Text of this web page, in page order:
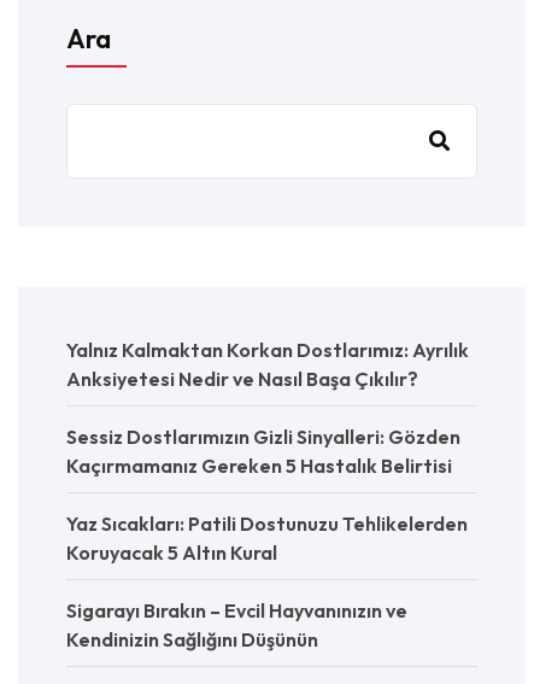
Ara
Yalnız Kalmaktan Korkan Dostlarımız: Ayrılık
Anksiyetesi Nedir ve Nasıl Başa Çıkılır?
Sessiz Dostlarımızın Gizli Sinyalleri: Gözden
Kaçırmamanız Gereken 5 Hastalık Belirtisi
Yaz Sıcakları: Patili Dostunuzu Tehlikelerden
Koruyacak 5 Altın Kural
Sigarayı Bırakın – Evcil Hayvanınızın ve
Kendinizin Sağlığını Düşünün